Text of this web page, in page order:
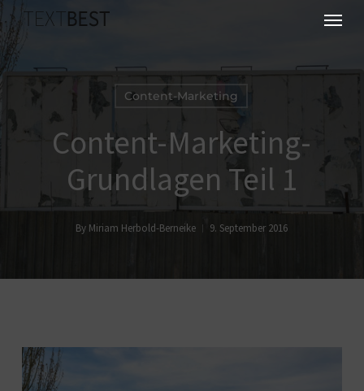
Skip
to
main
content
Menu
Content-Marketing
Content-Marketing-
Grundlagen Teil 1
By Miriam Herbold-Berneike 9. September 2016